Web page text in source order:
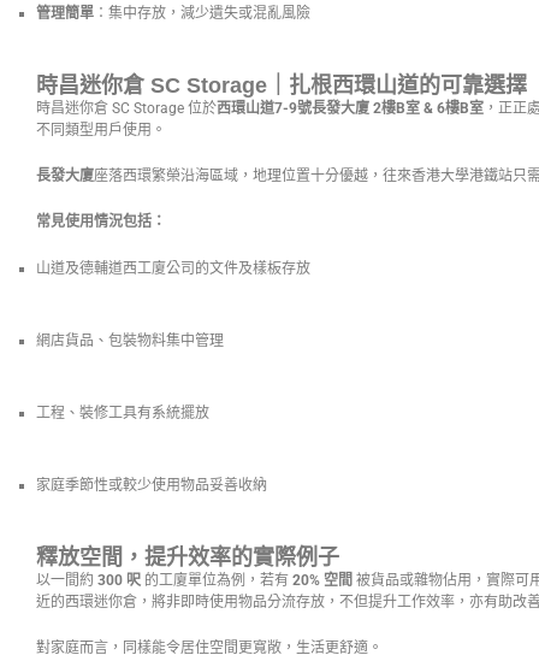
管理簡單 ：集中存放，減少遺失或混亂風險
時昌迷你倉 SC Storage｜扎根西環山道的可靠選擇
時昌迷你倉 SC Storage 位於西環山道7-9號長發大廈 2樓B室 & 6樓B室 ，正正
不同類型用戶使用。
長發大廈座落西環繁榮沿海區域，地理位置十分優越，往來香港大學港鐵站只
常見使用情況包括：
山道及德輔道西工廈公司的文件及樣板存放
網店貨品、包裝物料集中管理
工程、裝修工具有系統擺放
家庭季節性或較少使用物品妥善收納
釋放空間，提升效率的實際例子
以一間約 300 呎 的工廈單位為例，若有 20% 空間 被貨品或雜物佔用，實際可
近的西環迷你倉，將非即時使用物品分流存放，不但提升工作效率，亦有助改
對家庭而言，同樣能令居住空間更寬敞，生活更舒適。